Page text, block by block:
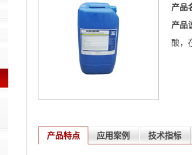
产品
产品
酸，
产品特点 应用案例 技术指标